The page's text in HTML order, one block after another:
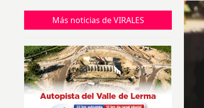
Más noticias de VIRALES